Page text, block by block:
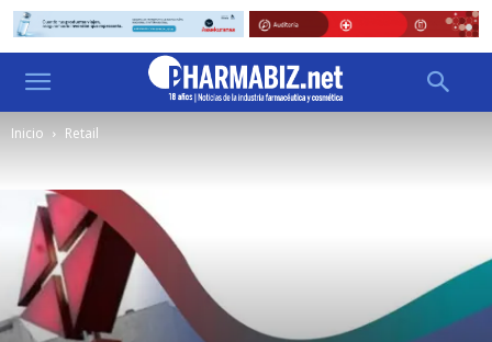
Inicio Retail